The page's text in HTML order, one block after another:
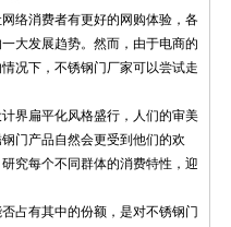
络消费者有更好的网购体验，各
大发展趋势。然而，由于电商的
况下，不锈钢门厂家可以尝试走
界扁平化风格盛行，人们的审美
门产品自然会更受到他们的欢
究每个不同群体的消费特性，迎
占有其中的份额，是对不锈钢门